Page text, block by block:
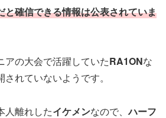
と確信できる情報は公表されていま
アの大会で活躍していたRA1ONな
れていないようです。
人離れしたイケメンなので、ハーフ